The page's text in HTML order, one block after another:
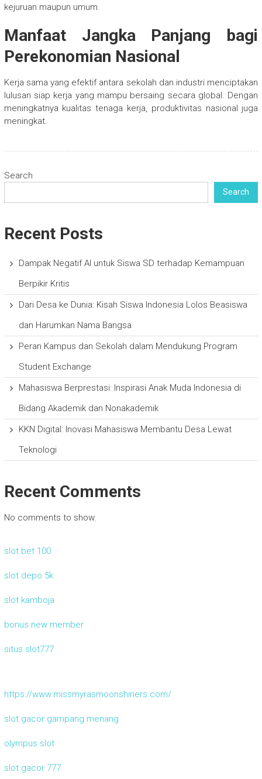
kejuruan maupun umum.
Manfaat Jangka Panjang bagi
Perekonomian Nasional
Kerja sama yang efektif antara sekolah dan industri menciptakan
lulusan siap kerja yang mampu bersaing secara global. Dengan
meningkatnya kualitas tenaga kerja, produktivitas nasional juga
meningkat.
Search
Search
Recent Posts
Dampak Negatif AI untuk Siswa SD terhadap Kemampuan
Berpikir Kritis
Dari Desa ke Dunia: Kisah Siswa Indonesia Lolos Beasiswa
dan Harumkan Nama Bangsa
Peran Kampus dan Sekolah dalam Mendukung Program
Student Exchange
Mahasiswa Berprestasi: Inspirasi Anak Muda Indonesia di
Bidang Akademik dan Nonakademik
KKN Digital: Inovasi Mahasiswa Membantu Desa Lewat
Teknologi
Recent Comments
No comments to show.
slot bet 100
slot depo 5k
slot kamboja
bonus new member
situs slot777
https://www.missmyrasmoonshiners.com/
slot gacor gampang menang
olympus slot
slot gacor 777